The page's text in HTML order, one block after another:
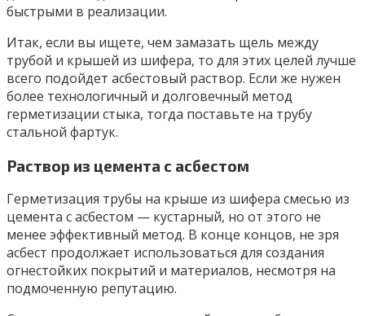
быстрыми в реализации.
Итак, если вы ищете, чем замазать щель между
трубой и крышей из шифера, то для этих целей лучше
всего подойдет асбестовый раствор. Если же нужен
более технологичный и долговечный метод
герметизации стыка, тогда поставьте на трубу
стальной фартук.
Раствор из цемента с асбестом
Герметизация трубы на крыше из шифера смесью из
цемента с асбестом — кустарный, но от этого не
менее эффективный метод. В конце концов, не зря
асбест продолжает использоваться для создания
огнестойких покрытий и материалов, несмотря на
подмоченную репутацию.